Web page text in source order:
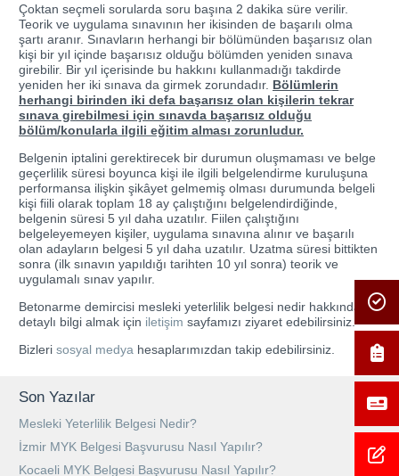
Çoktan seçmeli sorularda soru başına 2 dakika süre verilir.
Teorik ve uygulama sınavının her ikisinden de başarılı olma
şartı aranır. Sınavların herhangi bir bölümünden başarısız olan
kişi bir yıl içinde başarısız olduğu bölümden yeniden sınava
girebilir. Bir yıl içerisinde bu hakkını kullanmadığı takdirde
yeniden her iki sınava da girmek zorundadır. Bölümlerin
herhangi birinden iki defa başarısız olan kişilerin tekrar
sınava girebilmesi için sınavda başarısız olduğu
bölüm/konularla ilgili eğitim alması zorunludur.
Belgenin iptalini gerektirecek bir durumun oluşmaması ve belge
geçerlilik süresi boyunca kişi ile ilgili belgelendirme kuruluşuna
performansa ilişkin şikâyet gelmemiş olması durumunda belgeli
kişi fiili olarak toplam 18 ay çalıştığını belgelendirdiğinde,
belgenin süresi 5 yıl daha uzatılır. Fiilen çalıştığını
belgeleyemeyen kişiler, uygulama sınavına alınır ve başarılı
olan adayların belgesi 5 yıl daha uzatılır. Uzatma süresi bittikten
sonra (ilk sınavın yapıldığı tarihten 10 yıl sonra) teorik ve
uygulamalı sınav yapılır.
Betonarme demircisi mesleki yeterlilik belgesi nedir hakkında
detaylı bilgi almak için iletişim sayfamızı ziyaret edebilirsiniz.
Bizleri sosyal medya hesaplarımızdan takip edebilirsiniz.
Son Yazılar
Mesleki Yeterlilik Belgesi Nedir?
İzmir MYK Belgesi Başvurusu Nasıl Yapılır?
Kocaeli MYK Belgesi Başvurusu Nasıl Yapılır?